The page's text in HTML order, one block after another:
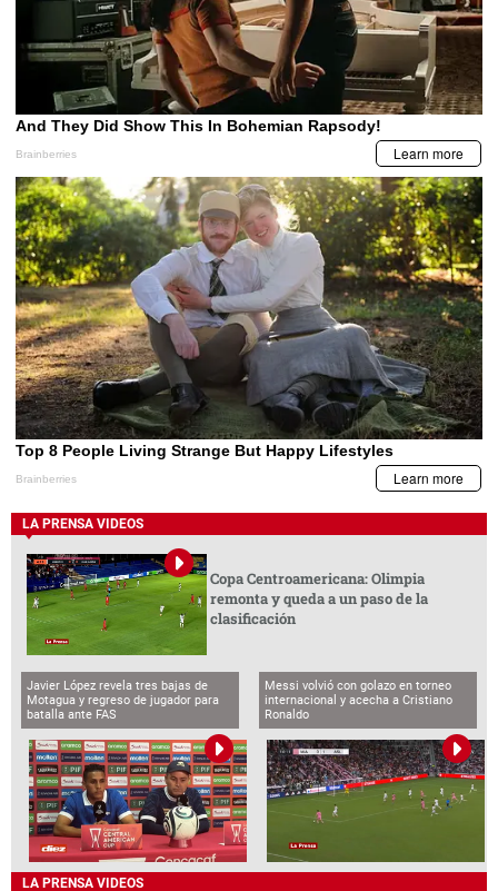
LA PRENSA VIDEOS
Copa Centroamericana: Olimpia
remonta y queda a un paso de la
clasificación
Javier López revela tres bajas de
Motagua y regreso de jugador para
batalla ante FAS
Messi volvió con golazo en torneo
internacional y acecha a Cristiano
Ronaldo
LA PRENSA VIDEOS